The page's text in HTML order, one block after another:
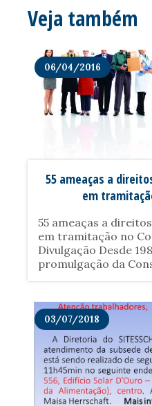
Veja também
06/04/2016
55 ameaças a
em
55 ameaças a
em tramitação no
Divulgação Desde
promulgação da
tão expressivo de
no Congresso
03/07/2018